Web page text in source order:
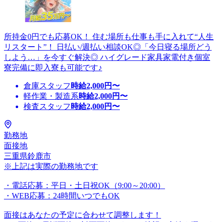
所持金0円でも応募OK！ 住む場所も仕事も手に入れて“人生
リスタート”！ 日払い/週払い相談OK◎「今日寝る場所どう
しよう…」を今すぐ解決◎ ハイグレード家具家電付き個室
寮完備に即入寮も可能です♪
倉庫スタッフ 時給2,000円〜
軽作業・製造系時給2,000円〜
検査スタッフ 時給2,000円〜
勤務地
面接地
三重県鈴鹿市
※上記は実際の勤務地です
・電話応募：平日・土日祝OK（9:00～20:00）
・WEB応募：24時間いつでもOK
面接はあなたの予定に合わせて調整します！